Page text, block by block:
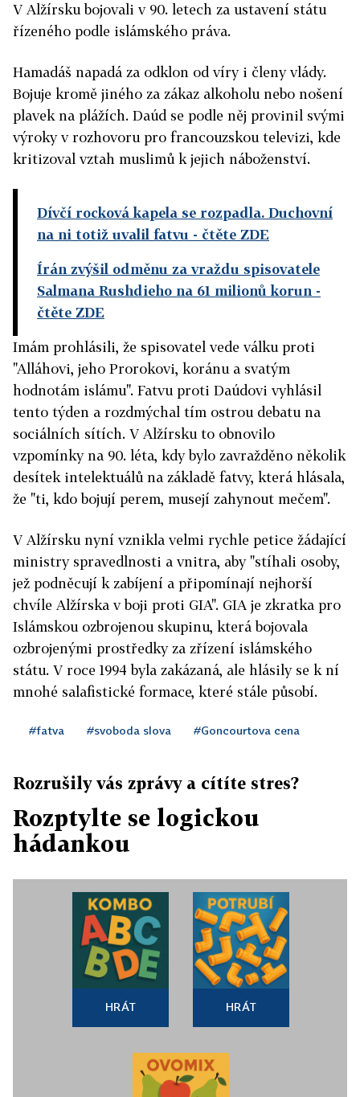
V Alžírsku bojovali v 90. letech za ustavení státu
řízeného podle islámského práva.
Hamadáš napadá za odklon od víry i členy vlády.
Bojuje kromě jiného za zákaz alkoholu nebo nošení
plavek na plážích. Daúd se podle něj provinil svými
výroky v rozhovoru pro francouzskou televizi, kde
kritizoval vztah muslimů k jejich náboženství.
Dívčí rocková kapela se rozpadla. Duchovní
na ni totiž uvalil fatvu - čtěte ZDE
Írán zvýšil odměnu za vraždu spisovatele
Salmana Rushdieho na 61 milionů korun -
čtěte ZDE
Imám prohlásili, že spisovatel vede válku proti
"Alláhovi, jeho Prorokovi, koránu a svatým
hodnotám islámu". Fatvu proti Daúdovi vyhlásil
tento týden a rozdmýchal tím ostrou debatu na
sociálních sítích. V Alžírsku to obnovilo
vzpomínky na 90. léta, kdy bylo zavražděno několik
desítek intelektuálů na základě fatvy, která hlásala,
že "ti, kdo bojují perem, musejí zahynout mečem".
V Alžírsku nyní vznikla velmi rychle petice žádající
ministry spravedlnosti a vnitra, aby "stíhali osoby,
jež podněcují k zabíjení a připomínají nejhorší
chvíle Alžírska v boji proti GIA". GIA je zkratka pro
Islámskou ozbrojenou skupinu, která bojovala
ozbrojenými prostředky za zřízení islámského
státu. V roce 1994 byla zakázaná, ale hlásily se k ní
mnohé salafistické formace, které stále působí.
#fatva #svoboda slova #Goncourtova cena
Rozrušily vás zprávy a cítíte stres?
Rozptylte se logickou
hádankou
HRÁT HRÁT